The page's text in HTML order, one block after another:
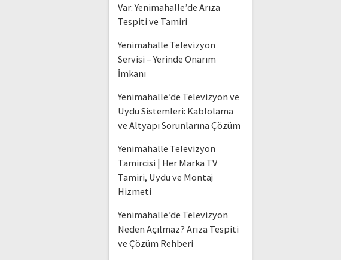
Var: Yenimahalle’de Arıza
Tespiti ve Tamiri
Yenimahalle Televizyon
Servisi – Yerinde Onarım
İmkanı
Yenimahalle’de Televizyon ve
Uydu Sistemleri: Kablolama
ve Altyapı Sorunlarına Çözüm
Yenimahalle Televizyon
Tamircisi | Her Marka TV
Tamiri, Uydu ve Montaj
Hizmeti
Yenimahalle’de Televizyon
Neden Açılmaz? Arıza Tespiti
ve Çözüm Rehberi